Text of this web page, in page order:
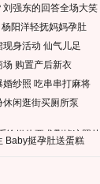
强东的回答全场大笑
阳洋轻抚妈妈孕肚
身活动 仙气儿足
购置产后新衣
纱照 吃串串打麻将
闲逛街买厕所泵
给媒体要求删掉这照片
Baby挺孕肚送蛋糕